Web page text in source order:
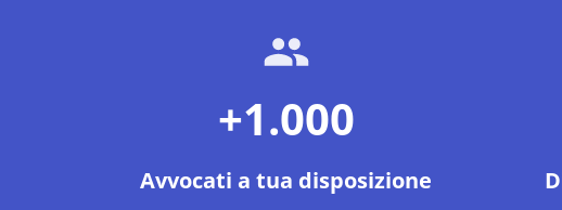
+1.000
Avvocati a tua disposizione